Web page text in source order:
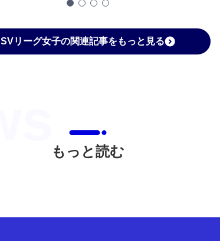
SVリーグ女子の関連記事をもっと見る
もっと読む